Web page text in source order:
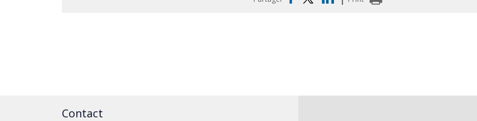
Contact